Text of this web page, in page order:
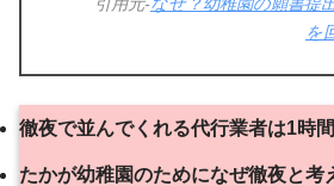
を
徹夜で並んでくれる代行業者は1時
たかが幼稚園のためになぜ徹夜と考